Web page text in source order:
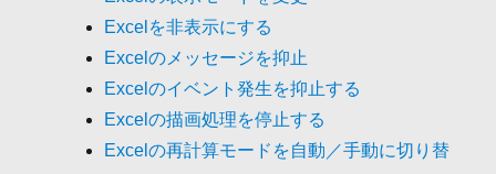
Excelを非表示にする
Excelのメッセージを抑止
Excelのイベント発生を抑止する
Excelの描画処理を停止する
Excelの再計算モードを自動／手動に切り替